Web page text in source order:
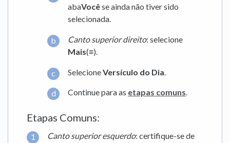
abaVocêse ainda não tiver sido
selecionada.
Canto superior direito: selecione
Mais(≡).
SelecioneVersículo do Dia
Continue para as etapas comuns.
Etapas Comuns:
Canto superior esquerdo: certifique-se de